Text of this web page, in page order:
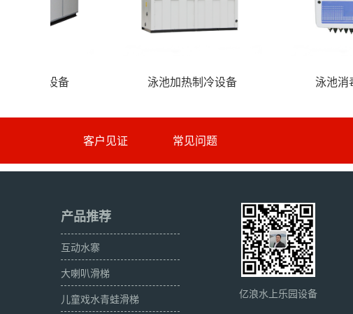
风情系列水寨、水屋 海洋系列水寨、水屋
客户见证 常见问题
产品推荐
互动水寨
大喇叭滑梯
儿童戏水青蛙滑梯
亿浪水上乐园设备